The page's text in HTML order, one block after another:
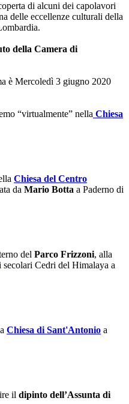
di alcuni dei capolavori
delle eccellenze culturali della
della Camera di
è Mercoledì 3 giugno 2020
“virtualmente” nella Chiesa
Chiesa del Centro
da Mario Botta a Paderno di
del Parco Frizzoni, alla
secolari Cedri del Himalaya a
Chiesa di Sant'Antonio a
il dipinto dell’Assunta di